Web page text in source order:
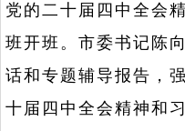
党的二十届四中全会
班开班。市委书记陈
话和专题辅导报告，
十届四中全会精神和